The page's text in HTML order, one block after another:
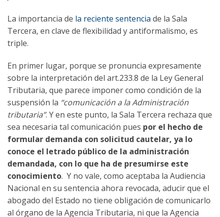
La importancia de la reciente sentencia de la Sala
Tercera, en clave de flexibilidad y antiformalismo, es
triple.
En primer lugar, porque se pronuncia expresamente
sobre la interpretación del art.233.8 de la Ley General
Tributaria, que parece imponer como condición de la
suspensión la “comunicación a la Administración
tributaria”. Y en este punto, la Sala Tercera rechaza que
sea necesaria tal comunicación pues por el hecho de
formular demanda con solicitud cautelar, ya lo
conoce el letrado público de la administración
demandada, con lo que ha de presumirse este
conocimiento. Y no vale, como aceptaba la Audiencia
Nacional en su sentencia ahora revocada, aducir que el
abogado del Estado no tiene obligación de comunicarlo
al órgano de la Agencia Tributaria, ni que la Agencia